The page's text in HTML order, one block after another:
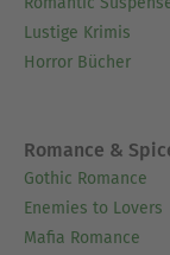
Lustige Krimis
Horror Bücher
Romance &
Gothic Romance
Enemies to Lovers
Mafia Romance